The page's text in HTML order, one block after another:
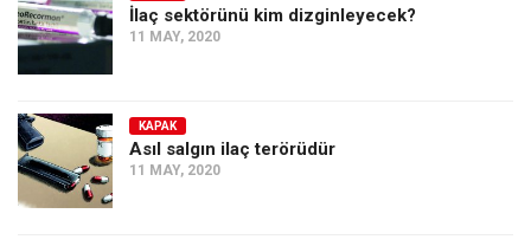
Dosyalar
İlaç sektörünü kim dizginleyecek?
11 MAY, 2020
KAPAK
Asıl salgın ilaç terörüdür
11 MAY, 2020